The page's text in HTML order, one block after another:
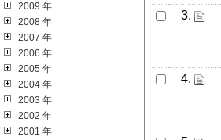
2009 年
2008 年
2007 年
2006 年
2005 年
2004 年
2003 年
2002 年
2001 年
3.
4.